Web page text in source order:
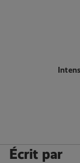
Écrit par